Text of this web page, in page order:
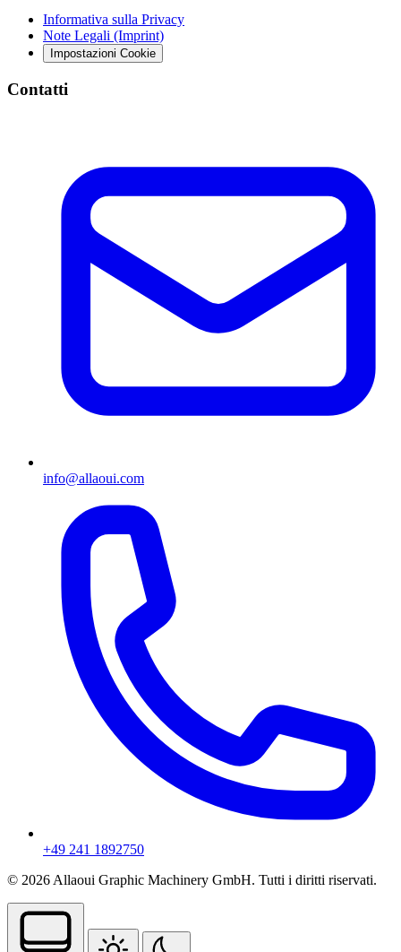
Informativa sulla Privacy
Note Legali (Imprint)
Impostazioni Cookie
Contatti
info@allaoui.com
+49 241 1892750
© 2026 Allaoui Graphic Machinery GmbH. Tutti i diritti riservati.